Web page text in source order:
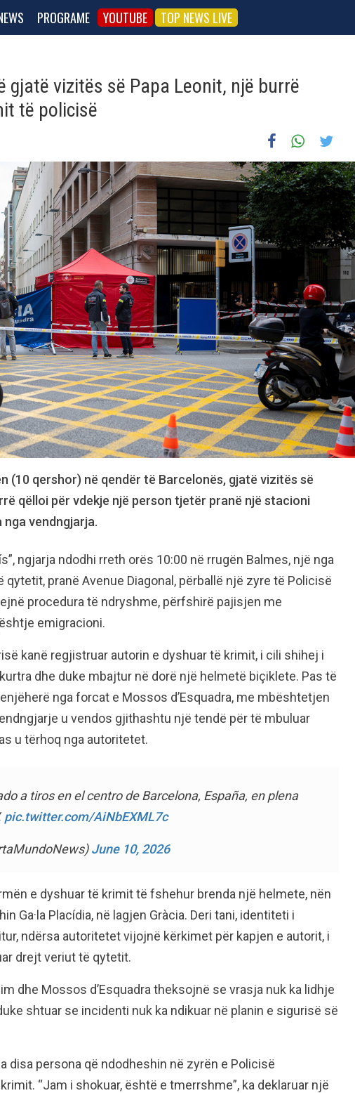
PROGRAME YOUTUBE TOP NEWS LIVE
gjatë vizitës së Papa Leonit, një burrë
të policisë
(10 qershor) në qendër të Barcelonës, gjatë vizitës së
qëlloi për vdekje një person tjetër pranë një stacioni
nga vendngjarja.
ngjarja ndodhi rreth orës 10:00 në rrugën Balmes, një nga
pranë Avenue Diagonal, përballë një zyre të Policisë
procedura të ndryshme, përfshirë pajisjen me
emigracioni.
kanë regjistruar autorin e dyshuar të krimit, i cili shihej i
dhe duke mbajtur në dorë një helmetë biçiklete. Pas të
nga forcat e Mossos d’Esquadra, me mbështetjen
u vendos gjithashtu një tendë për të mbuluar
u tërhoq nga autoritetet.
a tiros en el centro de Barcelona, España, en plena
pic.twitter.com/AiNbEXML7c
June 10, 2026
e dyshuar të krimit të fshehur brenda një helmete, nën
Ga·la Placídia, në lagjen Gràcia. Deri tani, identiteti i
ndërsa autoritetet vijojnë kërkimet për kapjen e autorit, i
drejt veriut të qytetit.
dhe Mossos d’Esquadra theksojnë se vrasja nuk ka lidhje
shtuar se incidenti nuk ka ndikuar në planin e sigurisë së
disa persona që ndodheshin në zyrën e Policisë
“Jam i shokuar, është e tmerrshme”, ka deklaruar një